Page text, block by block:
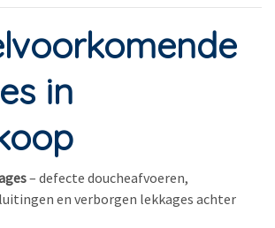
in
– defecte doucheafvoeren,
en verborgen lekkages achter